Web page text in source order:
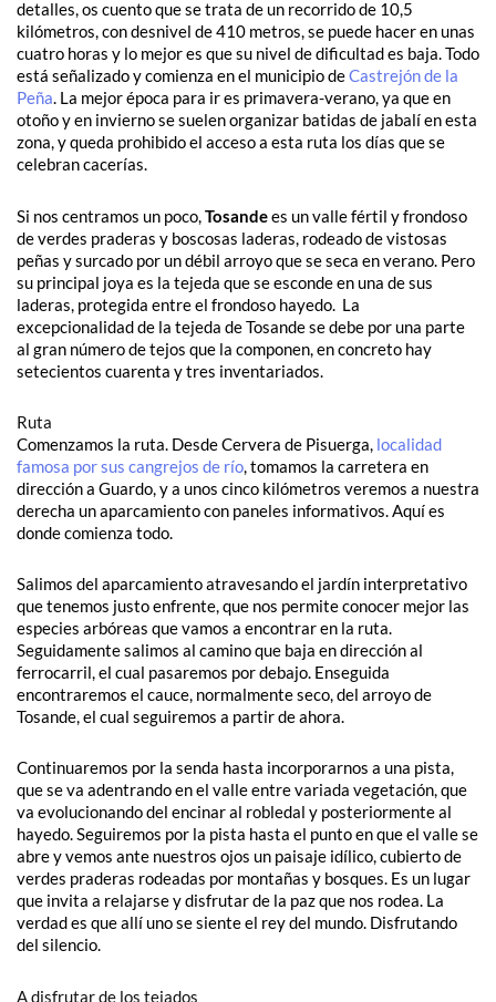
detalles, os cuento que se trata de un recorrido de 10,5
kilómetros, con desnivel de 410 metros, se puede hacer en unas
cuatro horas y lo mejor es que su nivel de dificultad es baja. Todo
está señalizado y comienza en el municipio deCastrejón de la
Peña. La mejor época para ir es primavera-verano, ya que en
otoño y en invierno se suelen organizar batidas de jabalí en esta
zona, y queda prohibido el acceso a esta ruta los días que se
celebran cacerías.
Si nos centramos un poco,Tosandees un valle fértil y frondoso
de verdes praderas y boscosas laderas, rodeado de vistosas
peñas y surcado por un débil arroyo que se seca en verano. Pero
su principal joya es la tejeda que se esconde en una de sus
laderas, protegida entre el frondoso hayedo. La
excepcionalidad de la tejeda de Tosande se debe por una parte
al gran número de tejos que la componen, en concreto hay
setecientos cuarenta y tres inventariados.
Ruta
Comenzamos la ruta. Desde Cervera de Pisuerga, localidad
famosa por sus cangrejos de río, tomamos la carretera en
dirección a Guardo, y a unos cinco kilómetros veremos a nuestra
derecha un aparcamiento con paneles informativos. Aquí es
donde comienza todo.
Salimos del aparcamiento atravesando el jardín interpretativo
que tenemos justo enfrente, que nos permite conocer mejor las
especies arbóreas que vamos a encontrar en la ruta.
Seguidamente salimos al camino que baja en dirección al
ferrocarril, el cual pasaremos por debajo. Enseguida
encontraremos el cauce, normalmente seco, del arroyo de
Tosande, el cual seguiremos a partir de ahora.
Continuaremos por la senda hasta incorporarnos a una pista,
que se va adentrando en el valle entre variada vegetación, que
va evolucionando del encinar al robledal y posteriormente al
hayedo. Seguiremos por la pista hasta el punto en que el valle se
abre y vemos ante nuestros ojos un paisaje idílico, cubierto de
verdes praderas rodeadas por montañas y bosques. Es un lugar
que invita a relajarse y disfrutar de la paz que nos rodea. La
verdad es que allí uno se siente el rey del mundo. Disfrutando
del silencio.
A disfrutar de los tejados